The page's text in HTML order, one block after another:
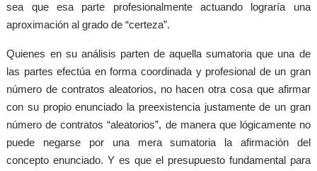
sea que esa parte profesionalmente actuando lograría una
aproximación al grado de “certeza”.
Quienes en su análisis parten de aquella sumatoria que una de
las partes efectúa en forma coordinada y profesional de un gran
número de contratos aleatorios, no hacen otra cosa que afirmar
con su propio enunciado la preexistencia justamente de un gran
número de contratos “aleatorios”, de manera que lógicamente no
puede negarse por una mera sumatoria la afirmación del
concepto enunciado. Y es que el presupuesto fundamental para